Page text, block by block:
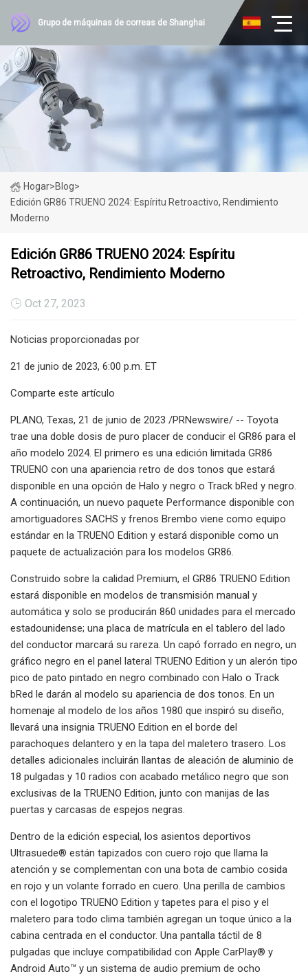
Grupo de máquinas de correas de Shanghai
Hogar>Blog>
Edición GR86 TRUENO 2024: Espíritu Retroactivo, Rendimiento
Moderno
Edición GR86 TRUENO 2024: Espíritu
Retroactivo, Rendimiento Moderno
Oct 27, 2023
Noticias proporcionadas por
21 de junio de 2023, 6:00 p.m. ET
Comparte este artículo
PLANO, Texas, 21 de junio de 2023 /PRNewswire/ -- Toyota
trae una doble dosis de puro placer de conducir el GR86 para el
año modelo 2024. El primero es una edición limitada GR86
TRUENO con una apariencia retro de dos tonos que estará
disponible en una opción de Halo y negro o Track bRed y negro.
A continuación, un nuevo paquete Performance disponible con
amortiguadores SACHS y frenos Brembo viene como equipo
estándar en la TRUENO Edition y estará disponible como un
paquete de actualización para los modelos GR86.
Construido sobre la calidad Premium, el GR86 TRUENO Edition
estará disponible en modelos de transmisión manual y
automática y solo se producirán 860 unidades para el mercado
estadounidense; una placa de matrícula en el tablero del lado
del conductor marcará su rareza. Un capó forrado en negro, un
gráfico negro en el panel lateral TRUENO Edition y un alerón tipo
pico de pato pintado en negro combinado con Halo o Track
bRed le darán al modelo su apariencia de dos tonos. En un
homenaje al modelo de los años 1980 que inspiró su diseño,
llevará una insignia TRUENO Edition en el borde del
parachoques delantero y en la tapa del maletero trasero. Los
detalles adicionales incluirán llantas de aleación de aluminio de
18 pulgadas y 10 radios con acabado metálico negro que son
exclusivas de la TRUENO Edition, junto con manijas de las
puertas y carcasas de espejos negras.
Dentro de la edición especial, los asientos deportivos
Ultrasuede® están tapizados con cuero rojo que llama la
atención y se complementan con una bota de cambio cosida
en rojo y un volante forrado en cuero. Una perilla de cambios
con el logotipo TRUENO Edition y tapetes para el piso y el
maletero para todo clima también agregan un toque único a la
cabina centrada en el conductor. Una pantalla táctil de 8
pulgadas que incluye compatibilidad con Apple CarPlay® y
Android Auto™ y un sistema de audio premium de ocho